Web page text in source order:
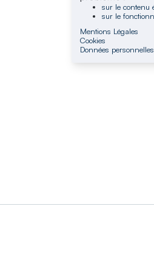
sur le contenu
sur le
Mentions Légales
Cookies
Données personnelles